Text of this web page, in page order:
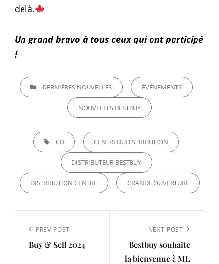
delà.
Un grand bravo à tous ceux qui ont participé
!
CATEGORIESDERNIÈRES NOUVELLES ÉVÈNEMENTS
NOUVELLES BESTBUY
TAGS, CD CENTREDUDISTRIBUTION
DISTRIBUTEUR BESTBUY
DISTRIBUTION CENTRE GRANDE OUVERTURE
l’article
Previous
Post
PREV POST
Buy & Sell 2024
Post
NEXT POST
Bestbuy souhaite
la bienvenue à ML